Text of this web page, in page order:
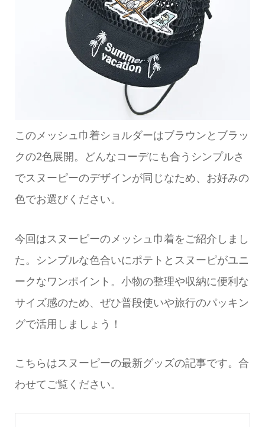
このメッシュ巾着ショルダーはブラウンとブラッ
クの2色展開。どんなコーデにも合うシンプルさ
でスヌーピーのデザインが同じなため、お好みの
色でお選びください。
今回はスヌーピーのメッシュ巾着をご紹介しまし
た。シンプルな色合いにポテトとスヌーピがユニ
ークなワンポイント。小物の整理や収納に便利な
サイズ感のため、ぜひ普段使いや旅行のパッキン
グで活用しましょう！
こちらはスヌーピーの最新グッズの記事です。合
わせてご覧ください。